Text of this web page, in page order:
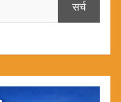
सर्च